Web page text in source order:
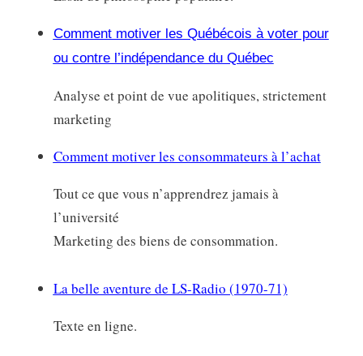
Comment motiver les Québécois à voter pour
ou contre l’indépendance du Québec
Analyse et point de vue apolitiques, strictement
marketing
Comment motiver les consommateurs à l’achat
Tout ce que vous n’apprendrez jamais à
l’université
Marketing des biens de consommation.
La belle aventure de LS-Radio (1970-71)
Texte en ligne.